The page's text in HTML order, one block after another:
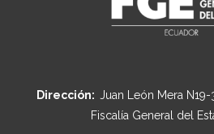
Dirección: Juan León Mera N19-
Fiscalía General del